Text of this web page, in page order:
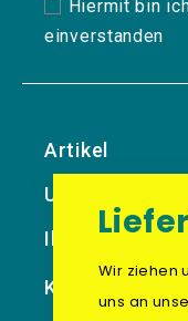
Hiermit bin
einverstanden
Artikel
Unternehmen
Ihr Konto
Kontakt
Wir ziehen
uns an